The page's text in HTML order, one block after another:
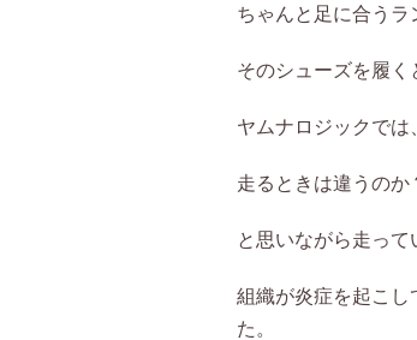
ちゃんと足に合うラ
そのシューズを履く
ヤムナロジックでは
走るときは違うのか
と思いながら走って
組織が炎症を起こ
た。